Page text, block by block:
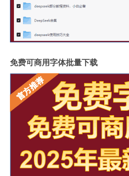
免费可商用字体批量下载